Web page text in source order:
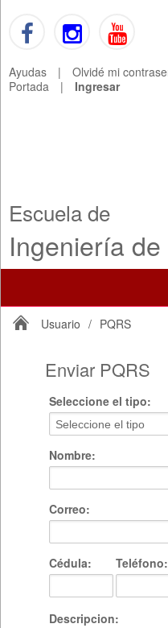
Ayudas | Olvidé mi
Portada
| Ingresar
Escuela de
Ingeniería
Usuario / PQRS